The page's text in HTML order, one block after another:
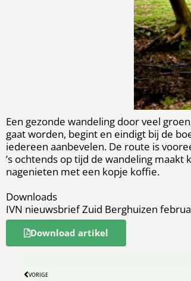
Een gezonde wandeling door veel
gaat worden, begint en eindigt bij de
iedereen aanbevelen. De route is
’s ochtends op tijd de wandeling
nagenieten met een kopje koffie.
Downloads
IVN nieuwsbrief Zuid Berghuizen
Download artikel
VORIGE